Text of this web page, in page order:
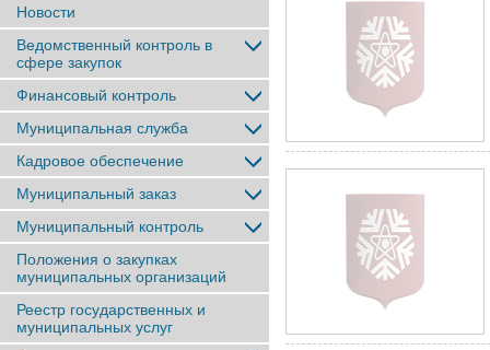
Новости
Ведомственный контроль в
сфере закупок
Финансовый контроль
Муниципальная служба
Кадровое обеспечение
Муниципальный заказ
Муниципальный контроль
Положения о закупках
муниципальных организаций
Реестр государственных и
муниципальных услуг